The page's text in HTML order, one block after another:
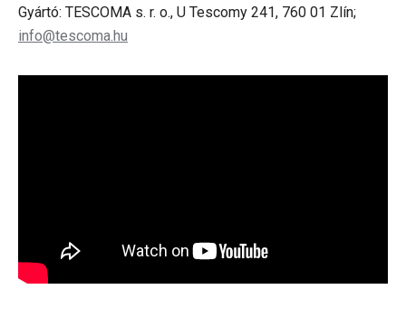
Gyártó: TESCOMA s. r. o., U Tescomy 241, 760 01 Zlín;
info@tescoma.hu